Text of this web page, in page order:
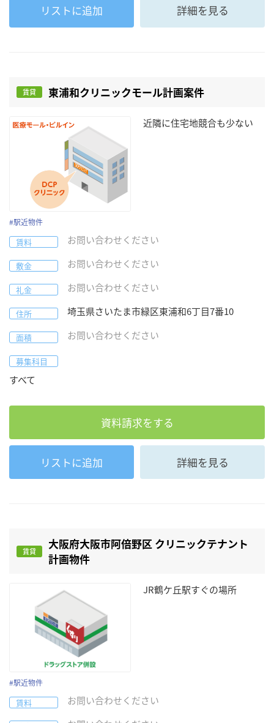
リストに追加 詳細を見る
賃貸 東浦和クリニックモール計画案件
近隣に住宅地競合も少ない
#駅近物件
賃料 お問い合わせください
敷金 お問い合わせください
礼金 お問い合わせください
住所 埼玉県さいたま市緑区東浦和6丁目7番10
面積 お問い合わせください
募集科目
すべて
資料請求をする
リストに追加 詳細を見る
賃貸
大阪府大阪市阿倍野区 クリニックテナント
計画物件
JR鶴ケ丘駅すぐの場所
#駅近物件
賃料 お問い合わせください